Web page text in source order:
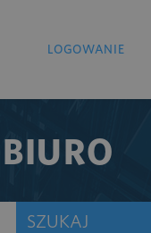
LOGOWANIE
SZUKAJ